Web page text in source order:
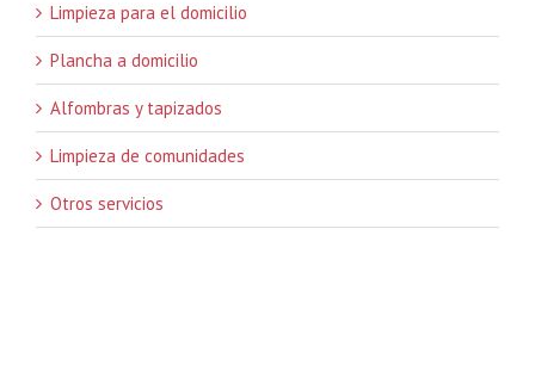
Limpieza para el domicilio
Plancha a domicilio
Alfombras y tapizados
Limpieza de comunidades
Otros servicios